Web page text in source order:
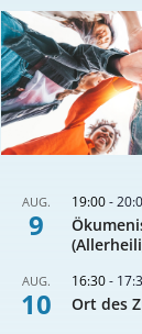
AUG.
9
19:00-
AUG.
10
16:30-
Ort des